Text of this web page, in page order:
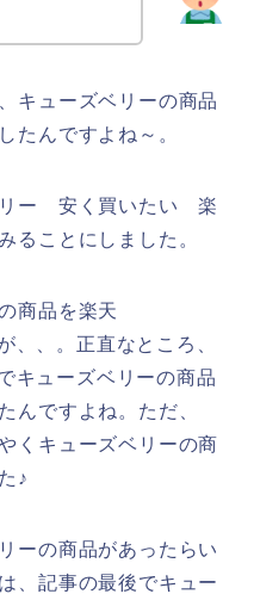
キューズベリーの商品
たんですよね～。
リー 安く買いたい 楽
ることにしました。
商品を楽天
、、。正直なところ、
キューズベリーの商品
んですよね。ただ、
くキューズベリーの商
♪
ーの商品があったらい
、記事の最後でキュー